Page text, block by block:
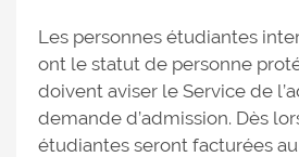
Les personnes étudiantes
ont le statut de personne
doivent aviser le Service de
demande d’admission. Dès
étudiantes seront facturées